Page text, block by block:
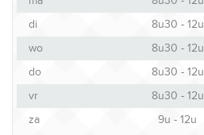
di
8u30 - 12u
wo
8u30 - 12u
do
8u30 - 12u
vr
8u30 - 12u
za
9u - 12u